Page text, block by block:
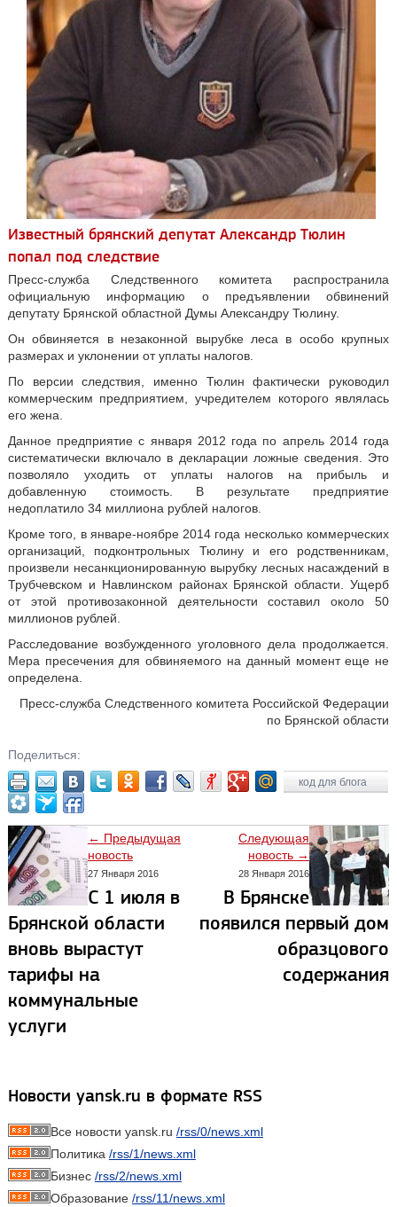
Известный брянский депутат Александр Тюлин
попал под следствие
Пресс-служба Следственного комитета распространила
официальную информацию о предъявлении обвинений
депутату Брянской областной Думы Александру Тюлину.
Он обвиняется в незаконной вырубке леса в особо крупных
размерах и уклонении от уплаты налогов.
По версии следствия, именно Тюлин фактически руководил
коммерческим предприятием, учредителем которого являлась
его жена.
Данное предприятие с января 2012 года по апрель 2014 года
систематически включало в декларации ложные сведения. Это
позволяло уходить от уплаты налогов на прибыль и
добавленную стоимость. В результате предприятие
недоплатило 34 миллиона рублей налогов.
Кроме того, в январе-ноябре 2014 года несколько коммерческих
организаций, подконтрольных Тюлину и его родственникам,
произвели несанкционированную вырубку лесных насаждений в
Трубчевском и Навлинском районах Брянской области. Ущерб
от этой противозаконной деятельности составил около 50
миллионов рублей.
Расследование возбужденного уголовного дела продолжается.
Мера пресечения для обвиняемого на данный момент еще не
определена.
Пресс-служба Следственного комитета Российской Федерации
по Брянской области
Поделиться:
код для блога
← Предыдущая
новость
27 Января 2016
С 1 июля в
Брянской области
вновь вырастут
тарифы на
коммунальные
услуги
Следующая
новость →
28 Января 2016
В Брянске
появился первый дом
образцового
содержания
Новости yansk.ru в формате RSS
Все новости yansk.ru /rss/0/news.xml
Политика /rss/1/news.xml
Бизнес /rss/2/news.xml
Образование /rss/11/news.xml